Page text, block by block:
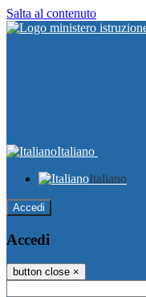
Salta al contenuto
Italiano
Italiano
Accedi
Accedi
button close ×